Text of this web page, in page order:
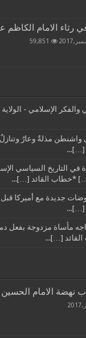
رثاء الامام الكاظم
59,851
والفكر الإسلامي -
واشنطن مذلةٌ وعارٌ
[…]...
في التاريخ السياسي
[…] *خطاب القائد […]...
جديدة مع أميركا قبل
[…]...
مأساة مزدوجة بفعل
القائد […]...
نهضة الامام الحسين